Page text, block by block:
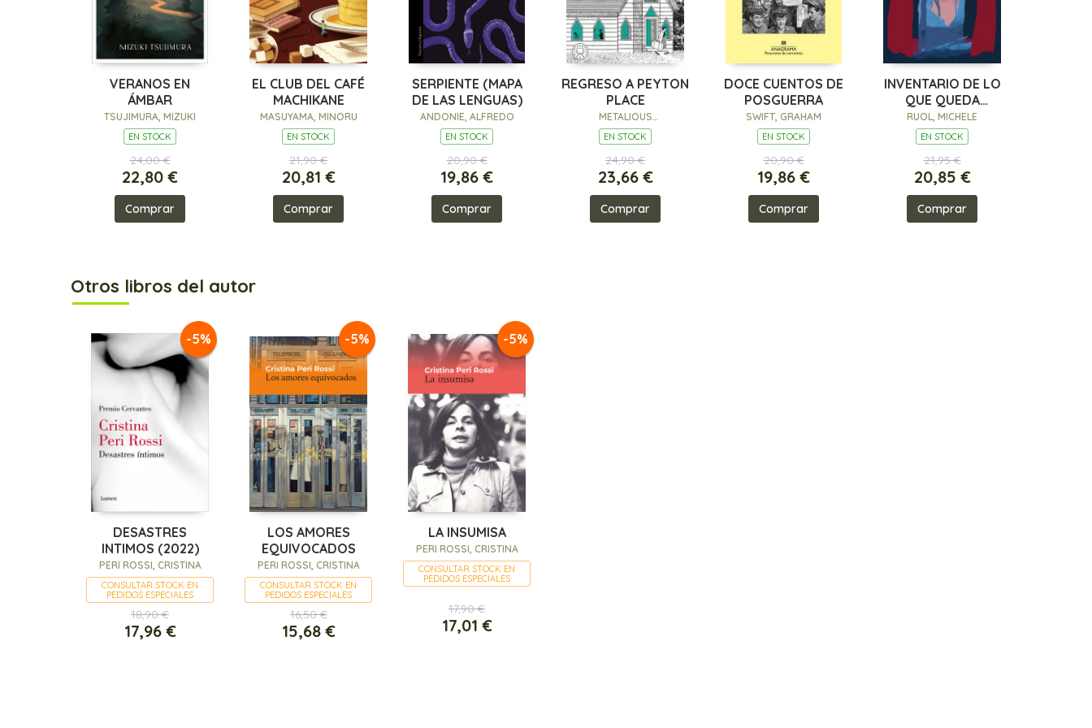
VERANOS EN
ÁMBAR
TSUJIMURA, MIZUKI
EN STOCK
24,00 €
22,80 €
Comprar
EL CLUB DEL CAFÉ
MACHIKANE
MASUYAMA, MINORU
EN STOCK
21,90 €
20,81 €
Comprar
SERPIENTE (MAPA
DE LAS LENGUAS)
ANDONIE, ALFREDO
EN STOCK
20,90 €
19,86 €
Comprar
REGRESO A PEYTON
PLACE
METALIOUS
DEREPENTIGNY, GRACE
EN STOCK
24,90 €
23,66 €
Comprar
DOCE CUENTOS DE
POSGUERRA
SWIFT, GRAHAM
EN STOCK
20,90 €
19,86 €
Comprar
INVENTARIO DE LO
QUE QUEDA
CUANDO EL
BOSQUE ARDE
RUOL, MICHELE
EN STOCK
21,95 €
20,85 €
Comprar
Otros libros del autor
-5%
DESASTRES
INTIMOS (2022)
PERI ROSSI, CRISTINA
CONSULTAR STOCK EN
PEDIDOS ESPECIALES
18,90 €
17,96 €
-5%
LOS AMORES
EQUIVOCADOS
PERI ROSSI, CRISTINA
CONSULTAR STOCK EN
PEDIDOS ESPECIALES
16,50 €
15,68 €
-5%
LA INSUMISA
PERI ROSSI, CRISTINA
CONSULTAR STOCK EN
PEDIDOS ESPECIALES
17,90 €
17,01 €